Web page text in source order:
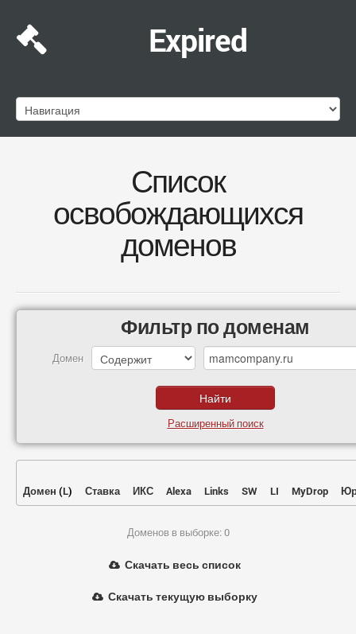
Expired
Список
освобождающихся
доменов
Фильтр по доменам
Домен
Расширенный поиск
Домен (L) Ставка ИКС Alexa Links SW LI MyDrop
Доменов в выборке: 0
Скачать весь список
Скачать текущую выборку